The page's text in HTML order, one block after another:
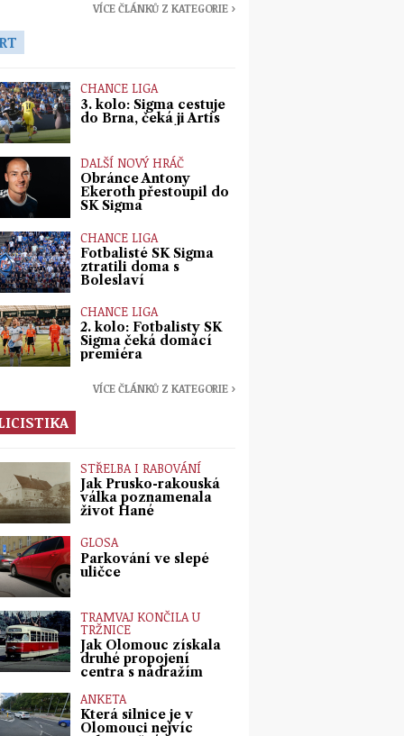
VÍCE ČLÁNKŮ Z KATEGORIE ›
CHANCE LIGA
3. kolo: Sigma cestuje
do Brna, čeká ji Artis
DALŠÍ NOVÝ HRÁČ
Obránce Antony
Ekeroth přestoupil do
SK Sigma
CHANCE LIGA
Fotbalisté SK Sigma
ztratili doma s
Boleslaví
CHANCE LIGA
2. kolo: Fotbalisty SK
Sigma čeká domácí
premiéra
VÍCE ČLÁNKŮ Z KATEGORIE ›
STŘELBA I RABOVÁNÍ
Jak Prusko-rakouská
válka poznamenala
život Hané
GLOSA
Parkování ve slepé
uličce
TRAMVAJ KONČILA U
TRŽNICE
Jak Olomouc získala
druhé propojení
centra s nádražím
ANKETA
Která silnice je v
Olomouci nejvíc